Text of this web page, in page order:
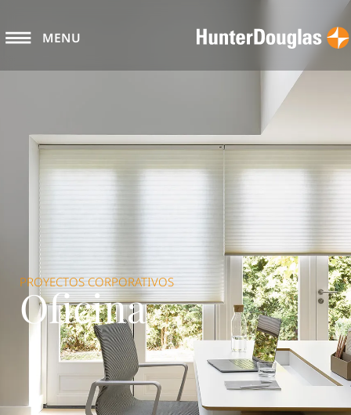
MENU
PROYECTOS CORPORATIVOS
Oficina